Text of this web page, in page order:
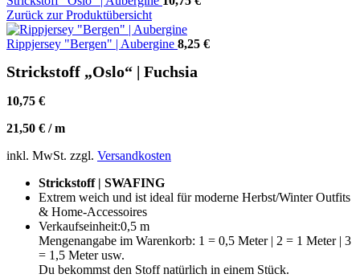
Zurück zur Produktübersicht
Rippjersey "Bergen" | Aubergine 8,25 €
Strickstoff „Oslo“ | Fuchsia
10,75 €
21,50 € /m
inkl. MwSt. zzgl. Versandkosten
Strickstoff | SWAFING
Extrem weich und ist ideal für moderne Herbst/Winter Outfits
& Home-Accessoires
Verkaufseinheit:0,5 m
Mengenangabe im Warenkorb: 1 = 0,5 Meter | 2 = 1 Meter | 3
= 1,5 Meter usw.
Du bekommst den Stoff natürlich in einem Stück.